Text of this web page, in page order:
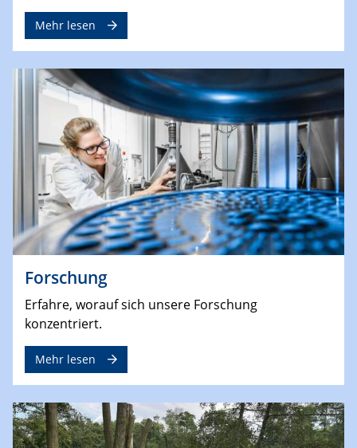
Mehr lesen
Forschung
Erfahre, worauf sich unsere Forschung
konzentriert.
Mehr lesen